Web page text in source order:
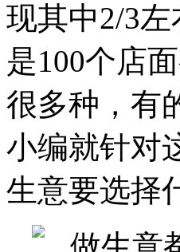
现其中2/3
是100个店
很多种，有
小编就针对
生意要选择